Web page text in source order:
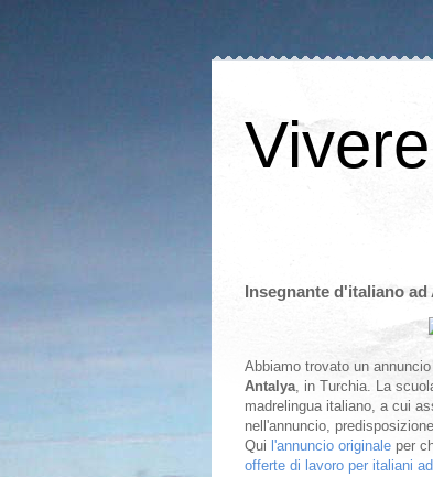
Insegnante d'italiano
Abbiamo trovato un
Antalya, in Turchia. La
madrelingua italiano, a cui
nell'annuncio,
Qui l'annuncio originale per
offerte di lavoro per italiani